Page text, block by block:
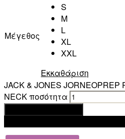
Μέγεθος
S
M
L
XL
XXL
Εκκαθάριση
JACK & JONES JORNEOPREP
NECK ποσότητα